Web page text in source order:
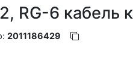
RG-6 кабель
2011186429